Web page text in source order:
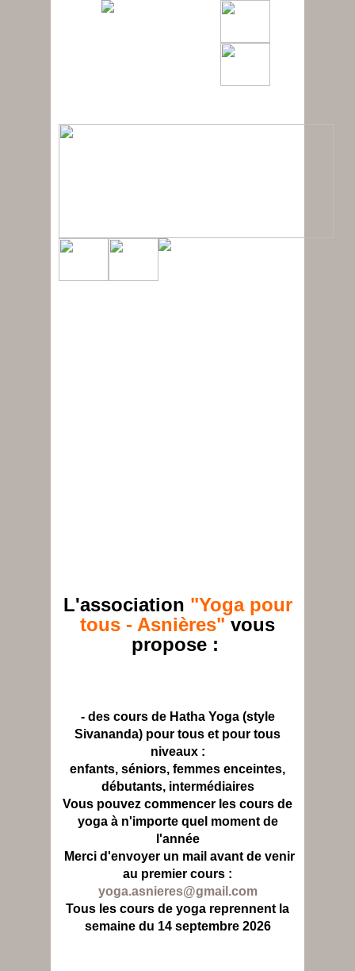
L'association "Yoga pour
tous - Asnières" vous
propose :
- des cours de Hatha Yoga (style
Sivananda) pour tous et pour tous
niveaux :
enfants, séniors, femmes enceintes,
débutants, intermédiaires
Vous pouvez commencer les cours de
yoga à n'importe quel moment de
l'année
Merci d'envoyer un mail avant de venir
au premier cours :
yoga.asnieres@gmail.com
Tous les cours de yoga reprennent la
semaine du 14 septembre 2026